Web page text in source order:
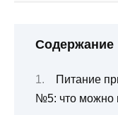
Содержание
Питание
№5: что можно